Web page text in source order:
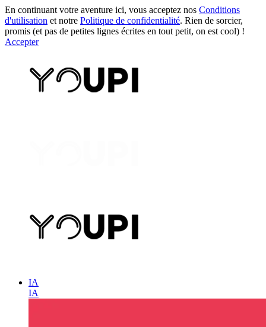
En continuant votre aventure ici, vous acceptez nos Conditions
d'utilisation et notre Politique de confidentialité. Rien de sorcier,
promis (et pas de petites lignes écrites en tout petit, on est cool) !
Accepter
IA
IA